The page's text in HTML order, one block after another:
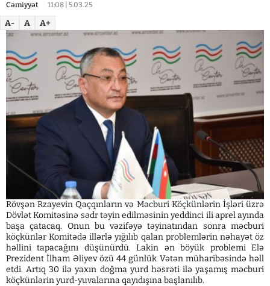
Cəmiyyət 11:08 | 5.03.25
A- A A+
Rövşən Rzayevin Qaçqınların və Məcburi Köçkünlərin İşləri üzrə
Dövlət Komitəsinə sədr təyin edilməsinin yeddinci ili aprel ayında
başa çatacaq. Onun bu vəzifəyə təyinatından sonra məcburi
köçkünlər Komitədə illərlə yığılıb qalan problemlərin nəhayət öz
həllini tapacağını düşünürdü. Lakin ən böyük problemi Elə
Prezident İlham Əliyev özü 44 günlük Vətən müharibəsində həll
etdi. Artıq 30 ilə yaxın doğma yurd həsrəti ilə yaşamış məcburi
köçkünlərin yurd-yuvalarına qayıdışına başlanılıb.